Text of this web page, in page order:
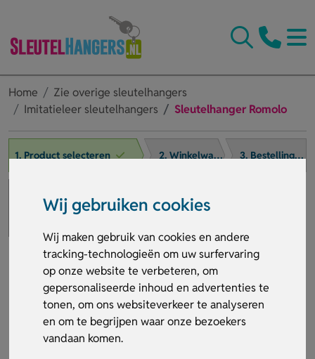
Wij gebruiken cookies
Wij maken gebruik van cookies en andere
tracking-technologieën om uw surfervaring
op onze website te verbeteren, om
gepersonaliseerde inhoud en advertenties te
tonen, om ons websiteverkeer te analyseren
en om te begrijpen waar onze bezoekers
vandaan komen.
Home
Zie overige sleutelhangers
Imitatieleer sleutelhangers
Sleutelhanger Romolo
1. Product selecteren 2. Winkelwagen 3. Bestelling afronden